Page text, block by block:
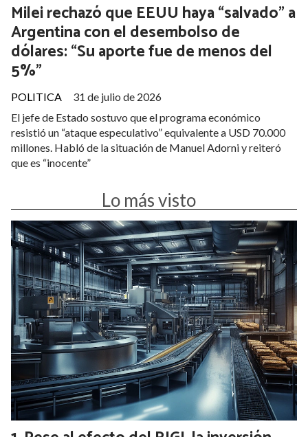
Milei rechazó que EEUU haya “salvado” a
Argentina con el desembolso de
dólares: “Su aporte fue de menos del
5%”
POLITICA
31 de julio de 2026
El jefe de Estado sostuvo que el programa económico
resistió un “ataque especulativo” equivalente a USD 70.000
millones. Habló de la situación de Manuel Adorni y reiteró
que es “inocente”
Lo más visto